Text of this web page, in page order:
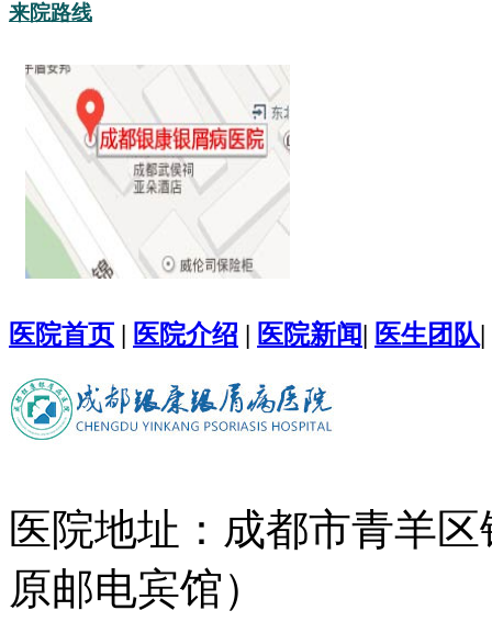
来院路线
医院首页 | 医院介绍 | 医院新闻| 医生团队|
医院地址：成都市青羊
原邮电宾馆）